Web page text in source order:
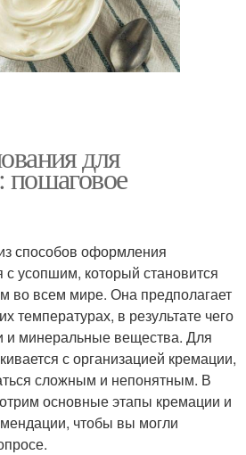
для
способов оформления
усопшим, который становится
во всем мире. Она предполагает
температурах, в результате чего
и минеральные вещества. Для
с организацией кремации,
сложным и непонятным. В
основные этапы кремации и
чтобы вы могли